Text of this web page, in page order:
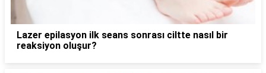
Lazer epilasyon ilk seans sonrası ciltte nasıl bir
reaksiyon oluşur?